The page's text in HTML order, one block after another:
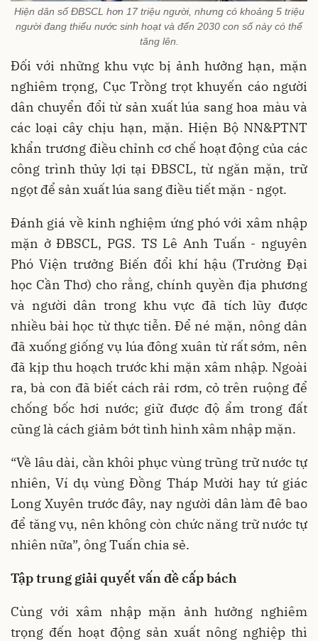
Hiện dân số ĐBSCL hơn 17 triệu người, nhưng có khoảng 5 triệu
người đang thiếu nước sinh hoạt và đến 2030 con số này có thể
tăng lên.
Đối với những khu vực bị ảnh hưởng hạn, mặn
nghiêm trọng, Cục Trồng trọt khuyến cáo người
dân chuyển đổi từ sản xuất lúa sang hoa màu và
các loại cây chịu hạn, mặn. Hiện Bộ NN&PTNT
khẩn trương điều chỉnh cơ chế hoạt động của các
công trình thủy lợi tại ĐBSCL, từ ngăn mặn, trữ
ngọt để sản xuất lúa sang điều tiết mặn - ngọt.
Đánh giá về kinh nghiệm ứng phó với xâm nhập
mặn ở ĐBSCL, PGS. TS Lê Anh Tuấn - nguyên
Phó Viện trưởng Biến đổi khí hậu (Trường Đại
học Cần Thơ) cho rằng, chính quyền địa phương
và người dân trong khu vực đã tích lũy được
nhiều bài học từ thực tiễn. Để né mặn, nông dân
đã xuống giống vụ lúa đông xuân từ rất sớm, nên
đã kịp thu hoạch trước khi mặn xâm nhập. Ngoài
ra, bà con đã biết cách rải rơm, cỏ trên ruộng để
chống bốc hơi nước; giữ được độ ẩm trong đất
cũng là cách giảm bớt tình hình xâm nhập mặn.
“Về lâu dài, cần khôi phục vùng trũng trữ nước tự
nhiên, Ví dụ vùng Đồng Tháp Mười hay tứ giác
Long Xuyên trước đây, nay người dân làm đê bao
để tăng vụ, nên không còn chức năng trữ nước tự
nhiên nữa”, ông Tuấn chia sẻ.
Tập trung giải quyết vấn đề cấp bách
Cùng với xâm nhập mặn ảnh hưởng nghiêm
trọng đến hoạt động sản xuất nông nghiệp thì